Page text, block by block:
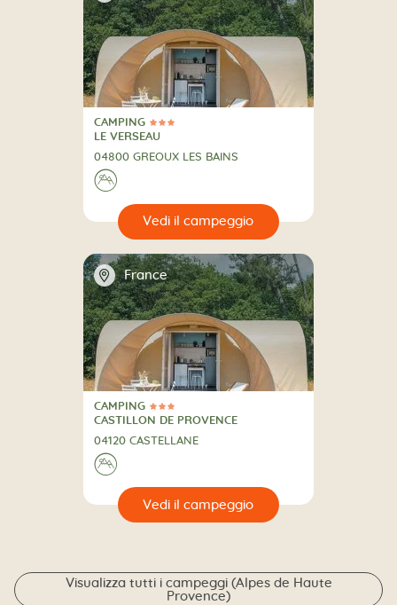
3 Stelle
CAMPING
CAMPING
LE VERSEAU
04800 GREOUX LES BAINS
⛰
📍 France
3 Stelle
CAMPING
CAMPING
CASTILLON DE PROVENCE
04120 CASTELLANE
⛰
Visualizza tutti i campeggi (Alpes de Haute
Provence)